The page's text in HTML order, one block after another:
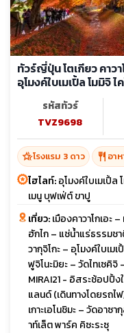
ทัวร์ญี่ปุ่น โตเกียว คาวา
อุโมงค์ใบเมเปิ้ล โมมิจิ
เซ็น1คืน) (อิสระ 1 วัน)
รหัสทัวร์
TVZ9698
hotel_classโรงแรม 3 ดาว restaurant อา
ไฮไลท์:อุโมงค์ใบเมเปิ้ล
เมนู บุฟเฟ่ต์ ขาปู
เที่ยว:เมืองคาวาโกเอะ
ฮักไก – แช่น้ำแร่ธรรมช
วากุจิโกะ – อุโมงค์ใบเม
ฟูจิโนะมิยะ – วัดไทเซคิ
MIRAI21 - อิสระช้อปปิ้
แลนด์ (เดินทางโดยรถไ
เกาะเอโนชิมะ – วัดอาซ
าท์เล็ต พาร์ค คิซะระซุ